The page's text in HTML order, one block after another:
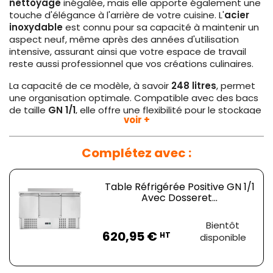
nettoyageinégalée, mais elle apporte également une
touche d'élégance à l'arrière de votre cuisine. L'acier
inoxydableest connu pour sa capacité à maintenir un
aspect neuf, même après des années d'utilisation
intensive, assurant ainsi que votre espace de travail
reste aussi professionnel que vos créations culinaires.
La capacité de ce modèle, à savoir 248 litres, permet
une organisation optimale. Compatible avec des bacs
de taille GN 1/1, elle offre une flexibilité pour le stockage
de divers produits, des préparations aux ingrédients
frais. Sa gamme de température, de2 à 10°C, garantit
la fraîcheur de vos produits, tout en respectant les
normes rigoureuses d'hygiène et de sécurité
alimentaire.
La table est équipée detrois portes battantes
, idéale pour accéder facilement aux produits
tout en minimisant la perte de froid. Le dosseret
prévient les pertes d'aliments derrière l'unité et
améliore l'hygiène en simplifiant le nettoyage. De plus,
435 W, elle associe économie d'énergie et efficience,
voir +
Complétez avec :
Table Réfrigérée Positive GN 1/1
Avec Dosseret...
620,95 € HT
Bientôt
disponible